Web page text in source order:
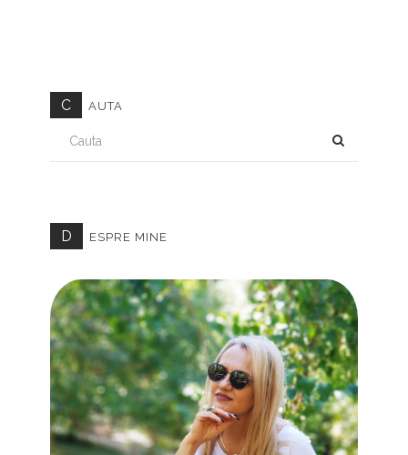
C AUTA
D ESPRE MINE